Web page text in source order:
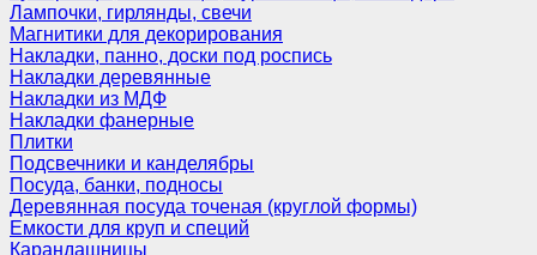
Лампочки, гирлянды, свечи
Магнитики для декорирования
Накладки, панно, доски под роспись
Накладки деревянные
Накладки из МДФ
Накладки фанерные
Плитки
Подсвечники и канделябры
Посуда, банки, подносы
Деревянная посуда точеная (круглой формы)
Емкости для круп и специй
Карандашницы